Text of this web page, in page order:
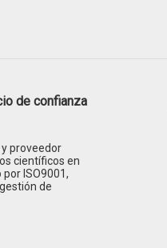
de confianza
proveedor
científicos en
ISO9001,
de